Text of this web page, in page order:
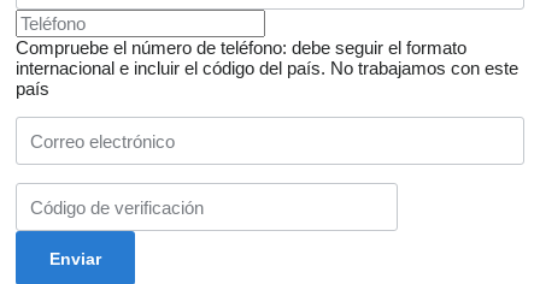
Compruebe el número de teléfono: debe seguir el formato
internacional e incluir el código del país. No trabajamos con este
país